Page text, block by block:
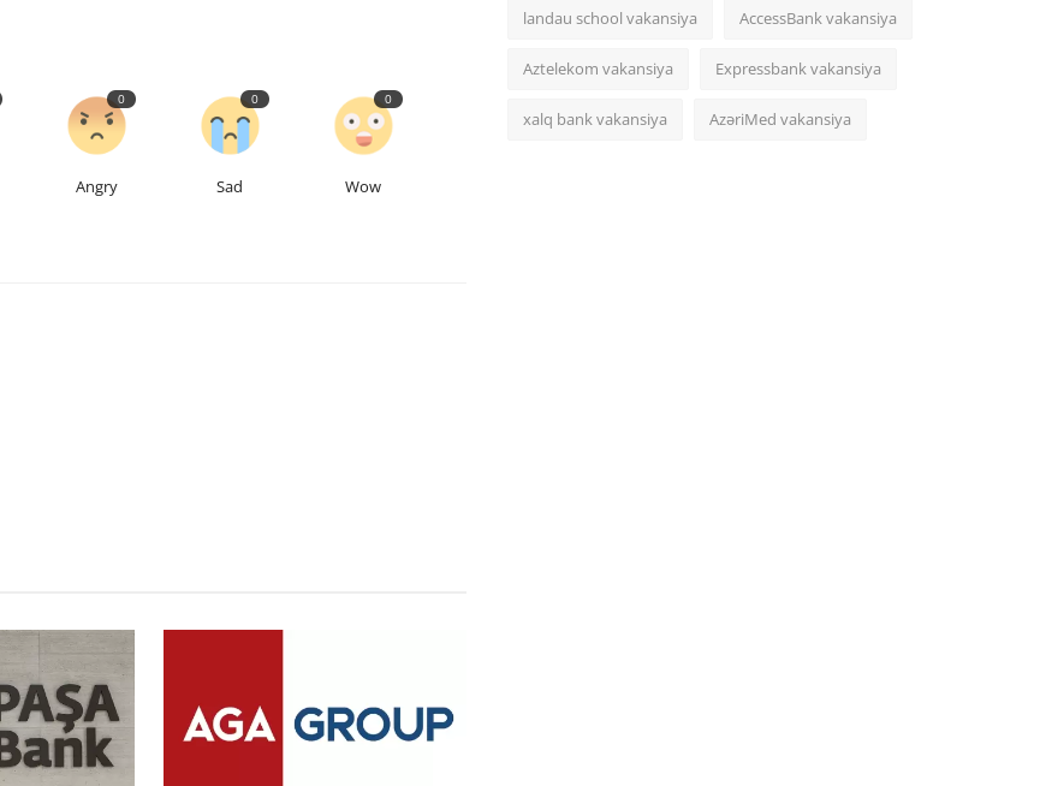
0
Angry
0
Sad
0
Wow
landau school vakansiya AccessBank vakansiya
Aztelekom vakansiya Expressbank vakansiya
xalq bank vakansiya AzəriMed vakansiya